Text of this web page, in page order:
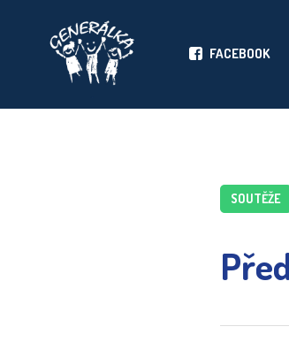
FACEBOOK
SOUTĚŽE